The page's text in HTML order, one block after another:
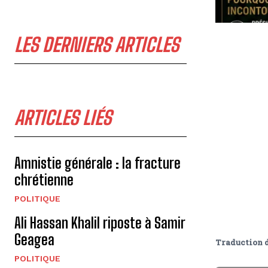
LES DERNIERS ARTICLES
ARTICLES LIÉS
Amnistie générale : la fracture
chrétienne
POLITIQUE
Ali Hassan Khalil riposte à Samir
Geagea
POLITIQUE
Traduction